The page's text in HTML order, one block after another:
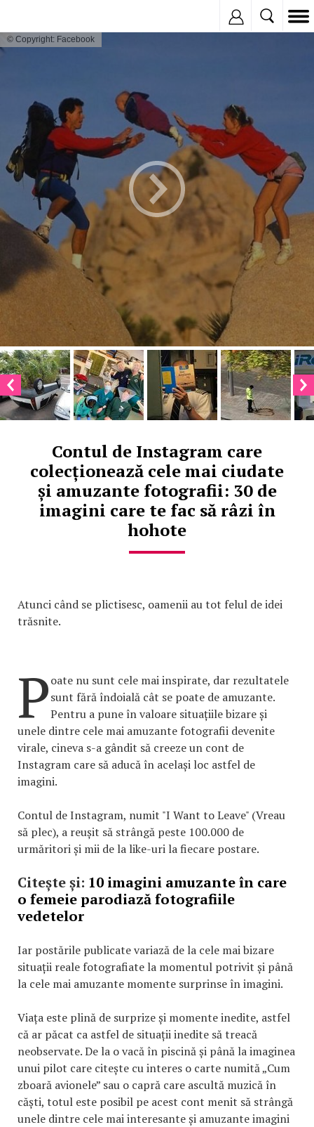
© Copyright: Facebook
Contul de Instagram care
colecționează cele mai ciudate
și amuzante fotografii: 30 de
imagini care te fac să râzi în
hohote
Atunci când se plictisesc, oamenii au tot felul de idei
trăsnite.
Poate nu sunt cele mai inspirate, dar rezultatele
sunt fără îndoială cât se poate de amuzante.
Pentru a pune în valoare situațiile bizare și
unele dintre cele mai amuzante fotografii devenite
virale, cineva s-a gândit să creeze un cont de
Instagram care să aducă în același loc astfel de
imagini.
Contul de Instagram, numit "I Want to Leave" (Vreau
să plec), a reușit să strângă peste 100.000 de
urmăritori și mii de la like-uri la fiecare postare.
Citește și: 10 imagini amuzante în care
o femeie parodiază fotografiile
vedetelor
Iar postările publicate variază de la cele mai bizare
situații reale fotografiate la momentul potrivit și până
la cele mai amuzante momente surprinse în imagini.
Viața este plină de surprize și momente inedite, astfel
că ar păcat ca astfel de situații inedite să treacă
neobservate. De la o vacă în piscină și până la imaginea
unui pilot care citește cu interes o carte numită „Cum
zboară avionele” sau o capră care ascultă muzică în
căști, totul este posibil pe acest cont menit să strângă
unele dintre cele mai interesante și amuzante imagini